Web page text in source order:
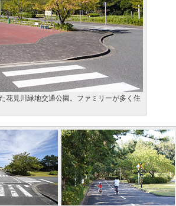
花見川緑地交通公園。ファミリーが多く住